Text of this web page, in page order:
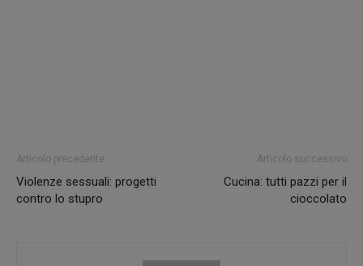
Articolo precedente
Violenze sessuali: progetti
contro lo stupro
Articolo successivo
Cucina: tutti pazzi per il
cioccolato